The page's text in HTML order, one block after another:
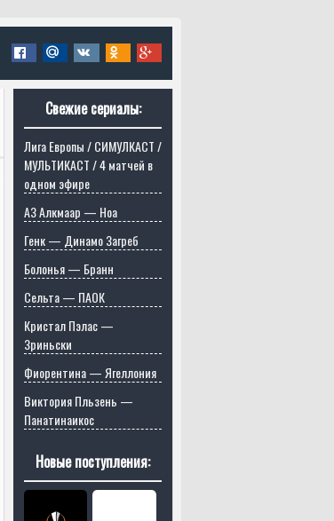
Свежие сериалы:
Лига Европы / СИМУЛКАСТ /
МУЛЬТИКАСТ / 4 матчей в
одном эфире
АЗ Алкмаар — Ноа
Генк — Динамо Загреб
Болонья — Бранн
Сельта — ПАОК
Кристал Пэлас —
Зриньски
Фиорентина — Ягеллония
Виктория Пльзень —
Панатинаикос
Новые поступления: